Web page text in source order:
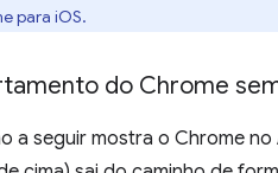
para iOS.
do Chrome
a seguir mostra o Chrome